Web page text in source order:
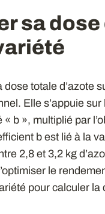
sa dose
dose totale d’azote
Elle s’appuie
« b », multiplié par
b est lié à la
2,8 et 3,2 kg
le
pour calculer la